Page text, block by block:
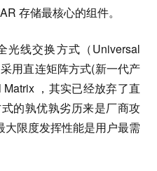
存储最核心的组件。
光线交换方式（Universal
用直连矩阵方式(新一代产
，其实已经放弃了直
的孰优孰劣历来是厂商攻
限度发挥性能是用户最需